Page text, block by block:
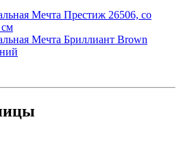
Мечта Престиж 26506, со
Мечта Бриллиант Brown